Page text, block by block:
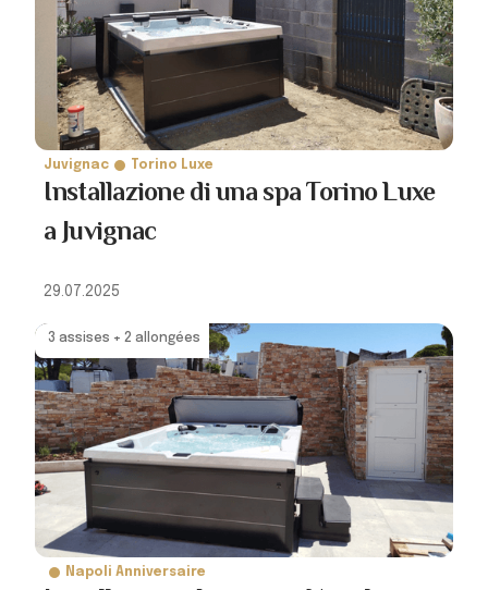
Juvignac Torino Luxe
Installazione di una spa Torino Luxe
a Juvignac
29.07.2025
3 assises + 2 allongées
Napoli Anniversaire